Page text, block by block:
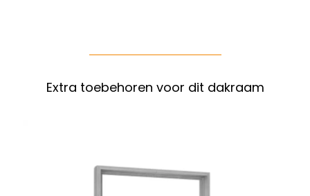
Extra toebehoren voor dit dakraam